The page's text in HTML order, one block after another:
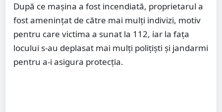
După ce mașina a fost incendiată, proprietarul a
fost amenințat de către mai mulți indivizi, motiv
pentru care victima a sunat la 112, iar la fața
locului s-au deplasat mai mulți polițiști și jandarmi
pentru a-i asigura protecția.